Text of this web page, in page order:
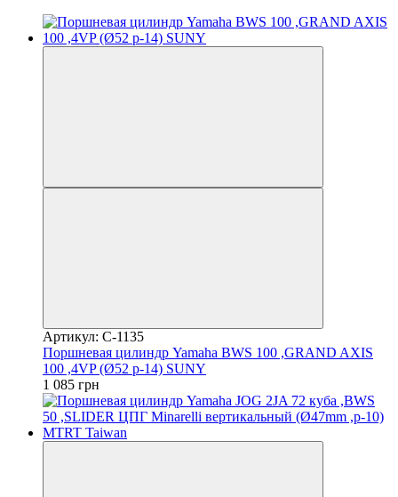
Артикул: C-1135
Поршневая цилиндр Yamaha BWS 100 ,GRAND AXIS
100 ,4VP (Ø52 p-14) SUNY
1 085 грн